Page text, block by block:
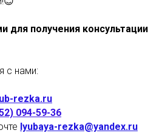
для получения консультации
с нами:
rezka.ru
094-59-36
lyubaya-rezka@yandex.ru